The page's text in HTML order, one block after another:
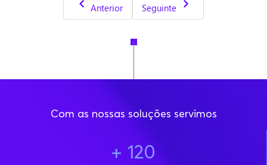
Artigo anterior: ACP disponibiliza Centro
Anterior Artigo seguinte: Protocolo
Seguinte
Com as nossas soluções servimos
+ 120